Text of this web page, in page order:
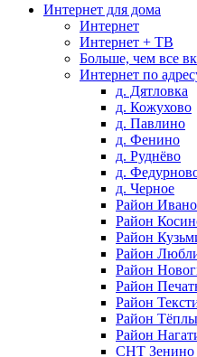
Интернет для дома
Интернет
Интернет + ТВ
Больше, чем все
Интернет по
д. Дятловка
д. Кожухово
д. Павлино
д. Фенино
д. Руднёво
д.
д. Черное
Район
Район
Район
Район
Район
Район
Район
Район
Район
СНТ Зенино